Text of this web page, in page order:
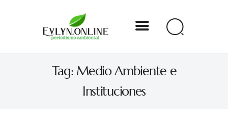
Tag: Medio Ambiente e
Instituciones
Evlyn Online
Periodismo para autogobernarse